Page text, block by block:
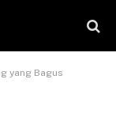
yang Bagus